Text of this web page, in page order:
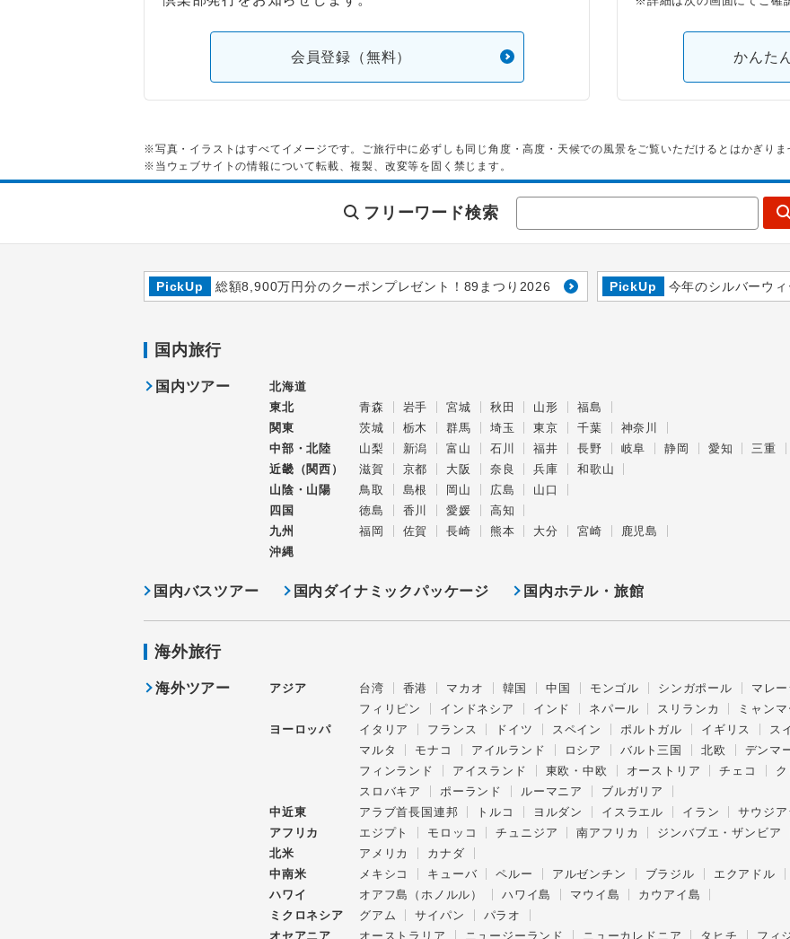
会員登録（無料） かんた
※写真・イラストはすべてイメージです。ご旅行中に必ずしも同じ角度・高度・天候での風景をご覧いただけるとはかぎりま
※当ウェブサイトの情報について転載、複製、改変等を固く禁じます。
フリーワード検索
PickUp 総額8,900万円分のクーポンプレゼント！89まつり2026 PickUp 今年のシルバーウィ
国内旅行
国内ツアー
北海道
東北
青森 岩手 宮城 秋田 山形
福島
関東
茨城 栃木 群馬 埼玉 東京 千葉
神奈川
中部・北陸
山梨 新潟 富山 石川 福井 長野 岐阜 静岡 愛知
三重
近畿（関西）
滋賀 京都 大阪 奈良 兵庫
和歌山
山陰・山陽
鳥取 島根 岡山 広島
山口
四国
徳島 香川 愛媛
高知
九州
福岡 佐賀 長崎 熊本 大分 宮崎
鹿児島
沖縄
国内バスツアー 国内ダイナミックパッケージ 国内ホテル・旅館
海外旅行
海外ツアー アジア 台湾 香港 マカオ 韓国 中国 モンゴル シンガポール マレ
フィリピン
インドネシア インド ネパール スリランカ ミャンマ
ヨーロッパ
イタリア フランス ドイツ スペイン ポルトガル イギリス ス
マルタ
モナコ アイルランド ロシア バルト三国 北欧 デンマ
フィンランド
アイスランド 東欧・中欧 オーストリア チェコ
スロバキア
ポーランド ルーマニア
ブルガリア
中近東
アラブ首長国連邦 トルコ ヨルダン イスラエル イラン サウジア
アフリカ
エジプト モロッコ チュニジア 南アフリカ ジンバブエ・ザンビア
北米
アメリカ
カナダ
中南米
メキシコ キューバ ペルー アルゼンチン ブラジル エクアドル
ハワイ
オアフ島（ホノルル） ハワイ島 マウイ島
カウアイ島
ミクロネシア
グアム サイパン
パラオ
オセアニア
オーストラリア ニュージーランド ニューカレドニア タヒチ フィ